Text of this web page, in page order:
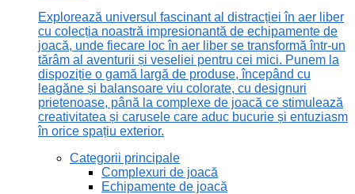
Explorează universul fascinant al distracției în aer liber
cu colecția noastră impresionantă de echipamente de
joacă, unde fiecare loc în aer liber se transformă într-un
tărâm al aventurii și veseliei pentru cei mici. Punem la
dispoziție o gamă largă de produse, începând cu
leagăne și balansoare viu colorate, cu designuri
prietenoase, până la complexe de joacă ce stimulează
creativitatea și carusele care aduc bucurie și entuziasm
în orice spațiu exterior.
Categorii principale
Complexuri de joacă
Echipamente de joacă